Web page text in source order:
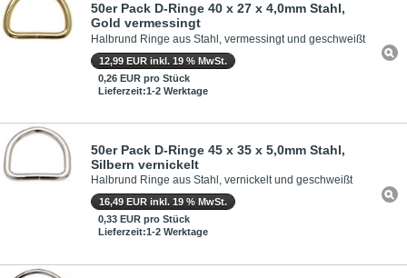
50er Pack D-Ringe 40 x 27 x 4,0mm Stahl,
Gold vermessingt
Halbrund Ringe aus Stahl, vermessingt und geschweißt
12,99 EUR inkl. 19 % MwSt.
0,26 EUR pro Stück
Lieferzeit:1-2 Werktage
50er Pack D-Ringe 45 x 35 x 5,0mm Stahl,
Silbern vernickelt
Halbrund Ringe aus Stahl, vernickelt und geschweißt
16,49 EUR inkl. 19 % MwSt.
0,33 EUR pro Stück
Lieferzeit:1-2 Werktage